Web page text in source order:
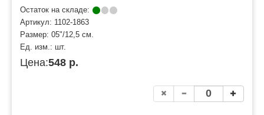
Остаток на складе:
Артикул: 1102-1863
Размер: 05"/12,5 см.
Ед. изм.: шт.
Цена:548 р.